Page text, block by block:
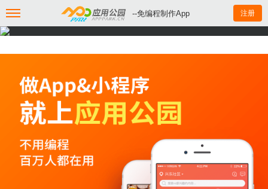
--免编程制作App 注册